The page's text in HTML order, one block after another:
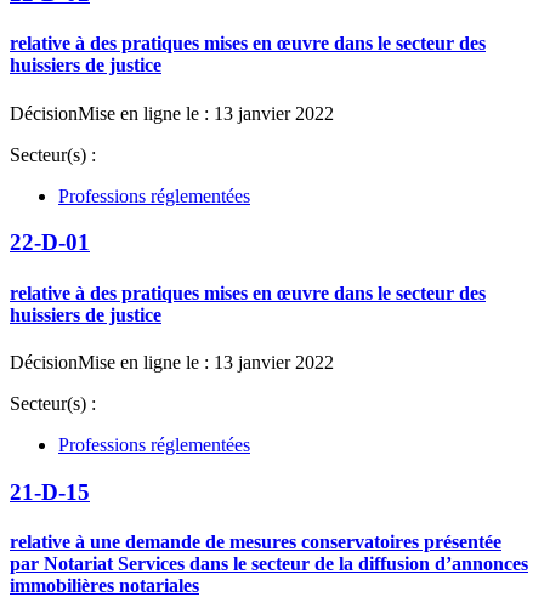
relative à des pratiques mises en œuvre dans le secteur des
huissiers de justice
DécisionMise en ligne le : 13 janvier 2022
Secteur(s) :
Professions réglementées
22-D-01
relative à des pratiques mises en œuvre dans le secteur des
huissiers de justice
DécisionMise en ligne le : 13 janvier 2022
Secteur(s) :
Professions réglementées
21-D-15
relative à une demande de mesures conservatoires présentée
par Notariat Services dans le secteur de la diffusion d’annonces
immobilières notariales